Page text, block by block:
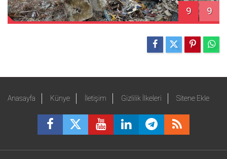
9 9
Anasayfa Künye İletişim Gizlilik İlkeleri Sitene Ekle